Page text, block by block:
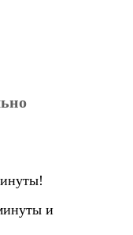
и